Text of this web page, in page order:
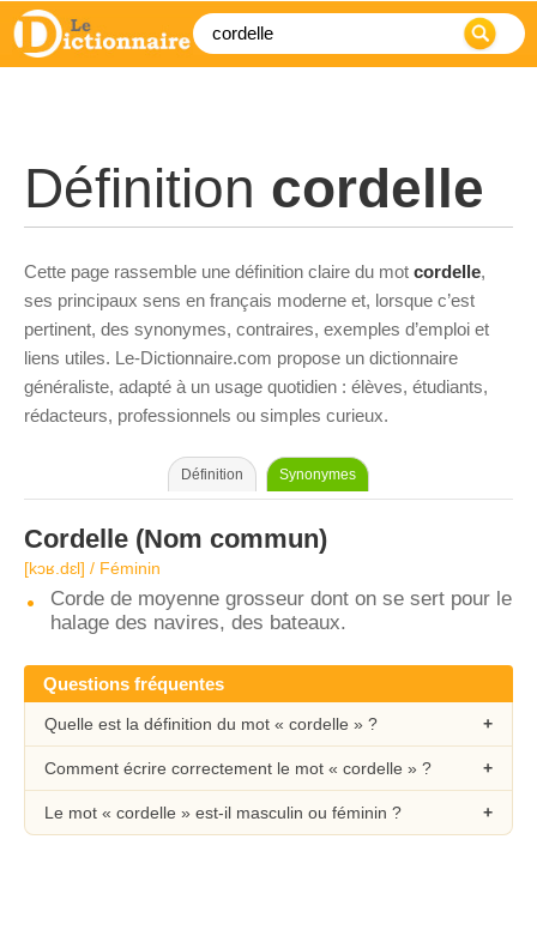
Définition cordelle
Cette page rassemble une définition claire du mot cordelle,
ses principaux sens en français moderne et, lorsque c’est
pertinent, des synonymes, contraires, exemples d’emploi et
liens utiles. Le-Dictionnaire.com propose un dictionnaire
généraliste, adapté à un usage quotidien : élèves, étudiants,
rédacteurs, professionnels ou simples curieux.
Définition Synonymes
Cordelle (Nom commun)
[kɔʁ.dɛl] / Féminin
Corde de moyenne grosseur dont on se sert pour le
halage des navires, des bateaux.
Questions fréquentes
Quelle est la définition du mot « cordelle » ?
Comment écrire correctement le mot « cordelle » ?
Le mot « cordelle » est-il masculin ou féminin ?